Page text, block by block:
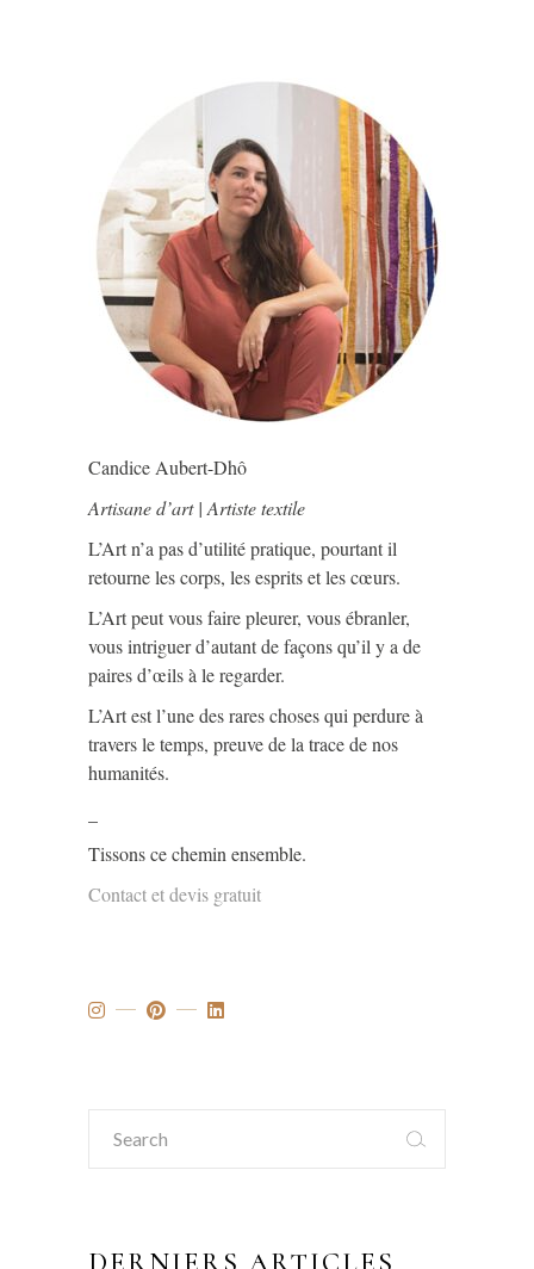
Candice Aubert-Dhô
Artisane d’art | Artiste textile
L’Art n’a pas d’utilité pratique, pourtant il
retourne les corps, les esprits et les cœurs.
L’Art peut vous faire pleurer, vous ébranler,
vous intriguer d’autant de façons qu’il y a de
paires d’œils à le regarder.
L’Art est l’une des rares choses qui perdure à
travers le temps, preuve de la trace de nos
humanités.
Tissons ce chemin ensemble.
Contact et devis gratuit
Search
for: